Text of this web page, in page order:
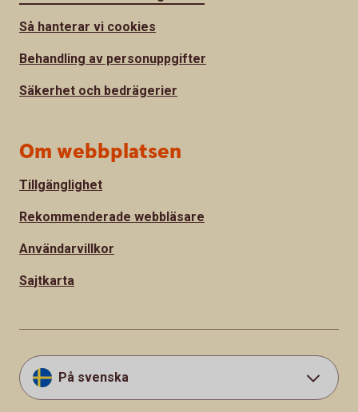
Så hanterar vi cookies
Behandling av personuppgifter
Säkerhet och bedrägerier
Om webbplatsen
Tillgänglighet
Rekommenderade webbläsare
Användarvillkor
Sajtkarta
På svenska